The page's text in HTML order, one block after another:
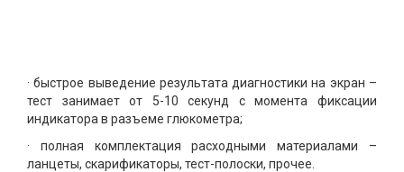
· быстрое выведение результата диагностики на экран –
тест занимает от 5-10 секунд с момента фиксации
индикатора в разъеме глюкометра;
· полная комплектация расходными материалами –
ланцеты, скарификаторы, тест-полоски, прочее.